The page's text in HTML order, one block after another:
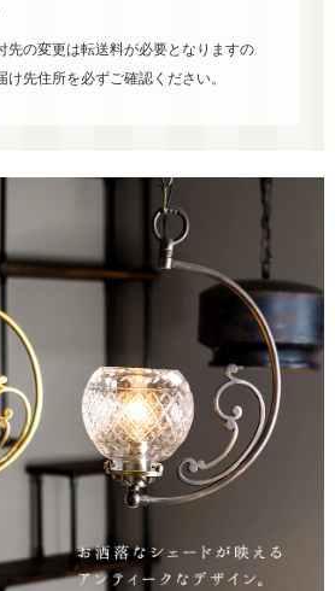
先の変更は転送料が必要となりますの
先住所を必ずご確認ください。